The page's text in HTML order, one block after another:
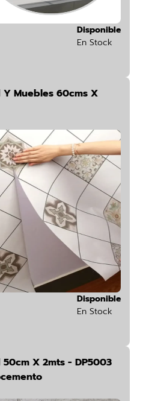
Disponible
En Stock
Muebles 60cms X
Disponible
En Stock
X 2mts - DP5003